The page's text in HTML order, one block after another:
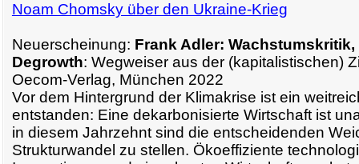
Noam Chomsky über den Ukraine-Krieg
Neuerscheinung: Frank Adler:
Degrowth: Wegweiser aus der (kapitalistischen)
Oecom-Verlag, München 2022
Vor dem Hintergrund der Klimakrise ist ein
entstanden: Eine dekarbonisierte Wirtschaft ist
in diesem Jahrzehnt sind die entscheidenden
Strukturwandel zu stellen. Ökoeffiziente